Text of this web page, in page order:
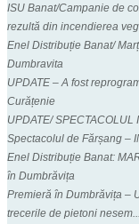
ISU Banat/Campanie de
rezultă din incendierea
Enel Distribuție Banat/
Dumbravita
UPDATE – A fost
Curățenie
UPDATE/
Spectacolul de Fărșang –
Enel Distribuție Banat:
în Dumbrăvița
Premieră în Dumbrăvița –
trecerile de pietoni nesem...